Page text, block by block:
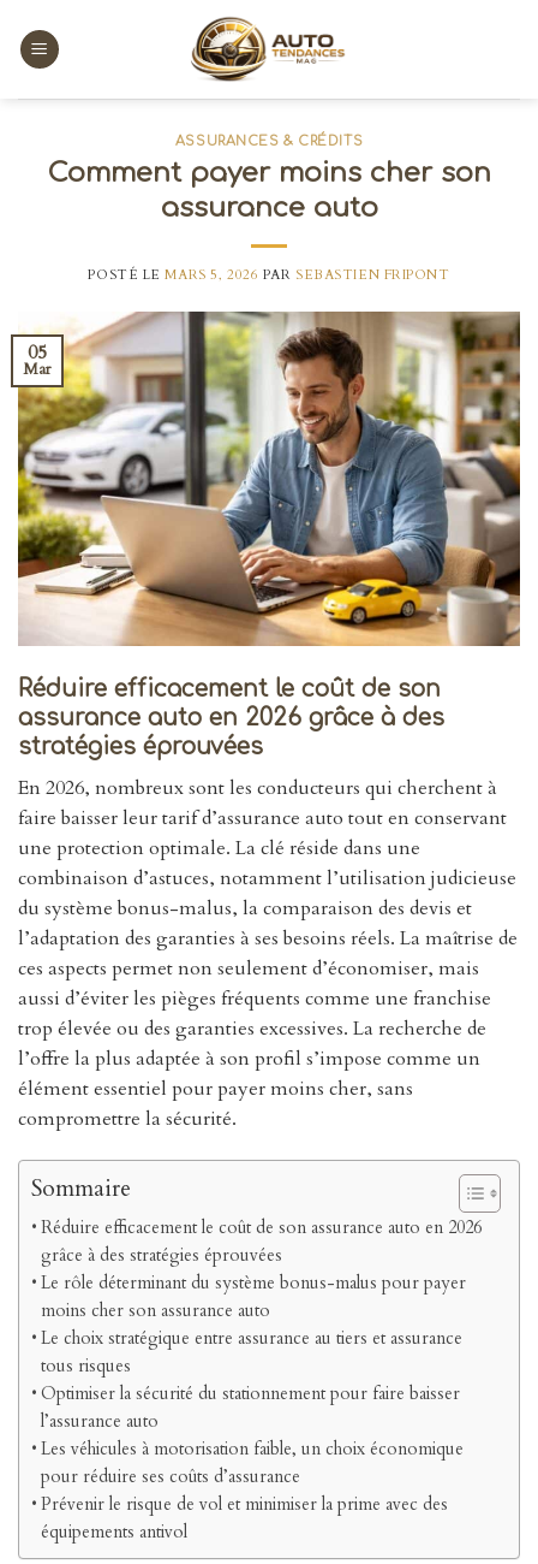
content
ASSURANCES & CRÉDITS
Comment payer moins cher son
assurance auto
POSTÉ LEMARS 5, 2026 PAR SEBASTIEN FRIPONT
05
Mar
Réduire efficacement le coût de son
assurance auto en 2026 grâce à des
stratégies éprouvées
En 2026, nombreux sont les conducteurs qui cherchent à
faire baisser leur tarif d’assurance auto tout en conservant
une protection optimale. La clé réside dans une
combinaison d’astuces, notamment l’utilisation judicieuse
du système bonus-malus, la comparaison des devis et
l’adaptation des garanties à ses besoins réels. La maîtrise de
ces aspects permet non seulement d’économiser, mais
aussi d’éviter les pièges fréquents comme une franchise
trop élevée ou des garanties excessives. La recherche de
l’offre la plus adaptée à son profil s’impose comme un
élément essentiel pour payer moins cher, sans
compromettre la sécurité.
Sommaire
Réduire efficacement le coût de son assurance auto en 2026
grâce à des stratégies éprouvées
Le rôle déterminant du système bonus-malus pour payer
moins cher son assurance auto
Le choix stratégique entre assurance au tiers et assurance
tous risques
Optimiser la sécurité du stationnement pour faire baisser
l’assurance auto
Les véhicules à motorisation faible, un choix économique
pour réduire ses coûts d’assurance
Prévenir le risque de vol et minimiser la prime avec des
équipements antivol